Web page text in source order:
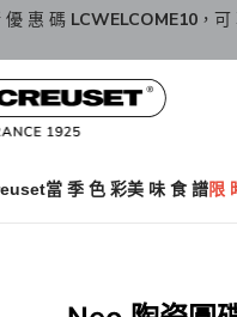
優 惠 碼 LCWELCOME10 ，
當 季 色 彩美 味 食 譜限